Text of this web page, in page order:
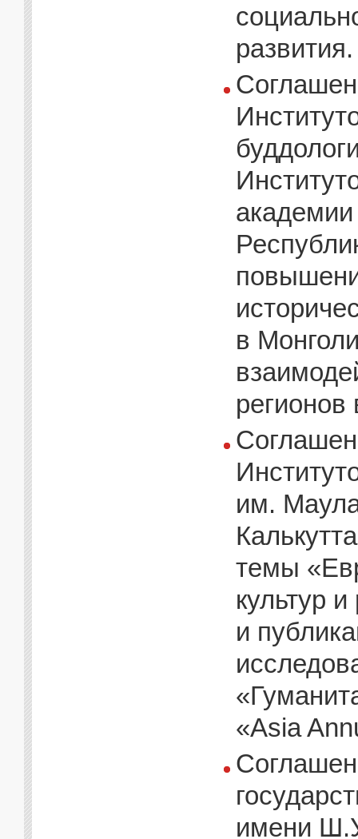
развития.
академии
в
им.
темы
культур
и
«Asia
имени